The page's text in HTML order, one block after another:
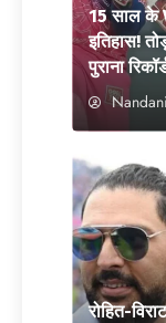
15 साल के
इतिहास!
पुराना
Nandani
रोहित-